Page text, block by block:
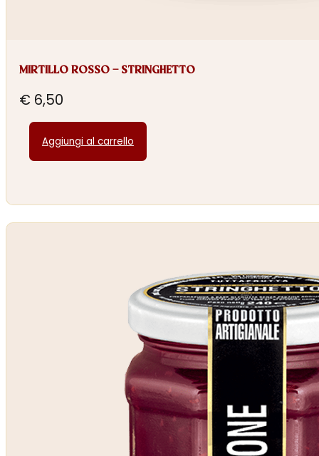
MIRTILLO ROSSO – STRINGHETTO
€ 6,50
Aggiungi al carrello